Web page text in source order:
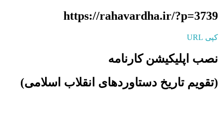
https://rahavardha.ir/?p=3739
کپی URL
نصب اپلیکیشن کارنامه
(تقویم تاریخ دستاوردهای انقلاب اسلامی​)